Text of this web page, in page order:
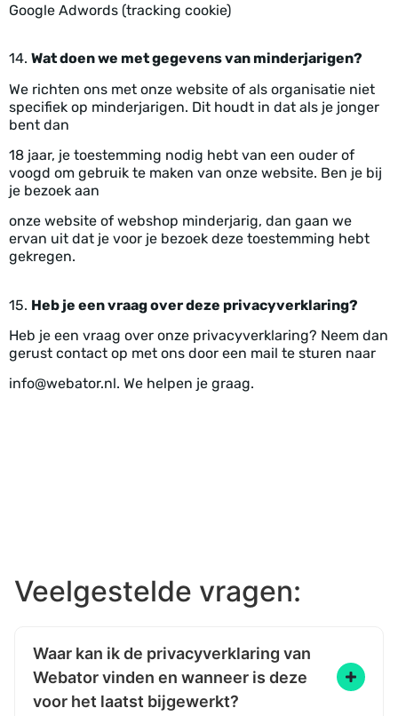
Google Adwords (tracking cookie)
14. Wat doen we met gegevens van minderjarigen?
We richten ons met onze website of als organisatie niet
specifiek op minderjarigen. Dit houdt in dat als je jonger
bent dan
18 jaar, je toestemming nodig hebt van een ouder of
voogd om gebruik te maken van onze website. Ben je bij
je bezoek aan
onze website of webshop minderjarig, dan gaan we
ervan uit dat je voor je bezoek deze toestemming hebt
gekregen.
15. Heb je een vraag over deze privacyverklaring?
Heb je een vraag over onze privacyverklaring? Neem dan
gerust contact op met ons door een mail te sturen naar
info@webator.nl. We helpen je graag.
Veelgestelde vragen:
Waar kan ik de privacyverklaring van
Webator vinden en wanneer is deze
voor het laatst bijgewerkt?